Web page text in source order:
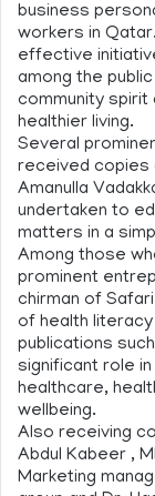
business
workers in
effective
among the
community
healthier living.
Several
received copies
Amanulla
undertaken to
matters in a
Among those
prominent
chirman of
of health
publications
significant role
healthcare,
wellbeing.
Also receiving
Abdul Kabeer ,
Marketing